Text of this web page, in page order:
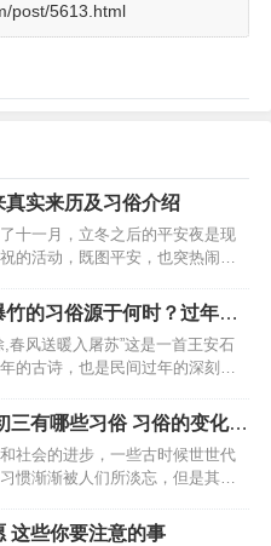
post/5613.html
真实来历及习俗介绍
十一月，立冬之后的平安夜是现
的活动，既图平安，也突热闹。
同的习俗呢？一起来看看平安夜
习俗的相关分享，可供大家参考
…
竹的习俗源于何时？过年放
及注意事项
,春风送暖入屠苏”这是一首王安石
的古诗，也是民间过年的深刻体
起源于何时呢？跟着小编来看一
人们为了年兽，就想起在火中燃
爆…
三有哪些习俗 习俗的变化与
社会的进步，一些古时候世世代
惯渐渐被人们所淡忘，但是其实
值得重视的，因为传统文化对于
这些你要注意的事